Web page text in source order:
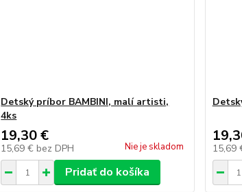
Detský príbor BAMBINI, malí artisti,
4ks
19,30 €
15,69 € bez DPH Nie je skladom
Pridať do košíka
15,69